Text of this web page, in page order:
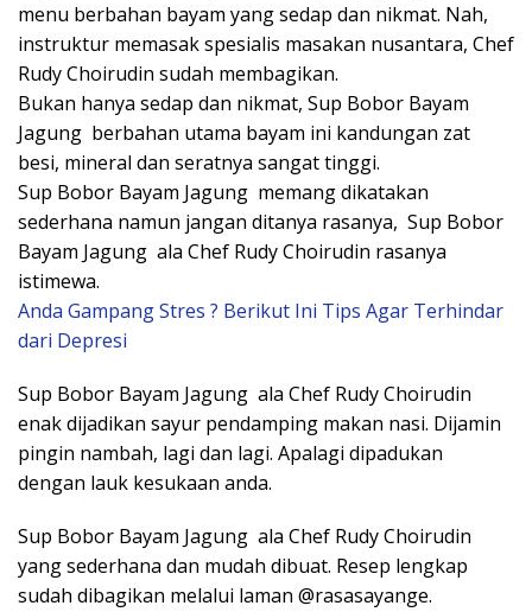
menu berbahan bayam yang sedap dan nikmat. Nah,
instruktur memasak spesialis masakan nusantara, Chef
Rudy Choirudin sudah membagikan.
Bukan hanya sedap dan nikmat, Sup Bobor Bayam
Jagung berbahan utama bayam ini kandungan zat
besi, mineral dan seratnya sangat tinggi.
Sup Bobor Bayam Jagung memang dikatakan
sederhana namun jangan ditanya rasanya, Sup Bobor
Bayam Jagung ala Chef Rudy Choirudin rasanya
istimewa.
Anda Gampang Stres ? Berikut Ini Tips Agar Terhindar
dari Depresi
Sup Bobor Bayam Jagung ala Chef Rudy Choirudin
enak dijadikan sayur pendamping makan nasi. Dijamin
pingin nambah, lagi dan lagi. Apalagi dipadukan
dengan lauk kesukaan anda.
Sup Bobor Bayam Jagung ala Chef Rudy Choirudin
yang sederhana dan mudah dibuat. Resep lengkap
sudah dibagikan melalui laman @rasasayange.